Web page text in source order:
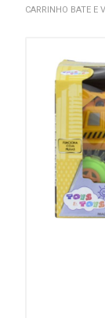
CARRINHO BATE E